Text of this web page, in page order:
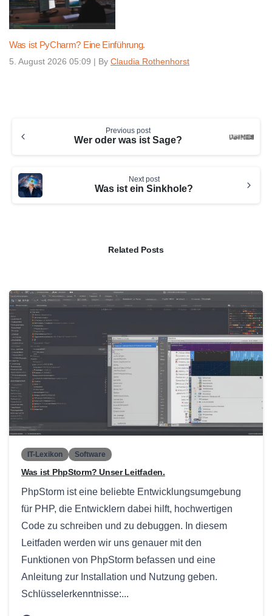
Was ist PyCharm? Eine Einführung.
5. August 2026 05:09 | By Claudia Rothenhorst
Reading
Previous post
Wer oder was ist Sage?
Next post
Was ist ein Sinkhole?
Related Posts
IT-Lexikon Software
Was ist PhpStorm? Unser Leitfaden.
PhpStorm ist eine beliebte Entwicklungsumgebung
für PHP, die Entwicklern dabei hilft, hochwertigen
Code zu schreiben und zu debuggen. In diesem
Leitfaden werden wir uns genauer mit den
Funktionen von PhpStorm befassen und eine
Anleitung zur Installation und Nutzung geben.
Schlüsselerkenntnisse:...